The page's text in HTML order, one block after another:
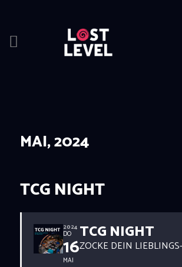
EVENTS
ABOUT
RESERVIERUNG
MAI, 2024
TCG NIGHT
2024
DO
16
MAI
TCG NIGHT
ZOCKE DEIN